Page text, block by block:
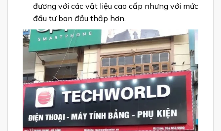
đương với các vật liệu cao cấp nhưng với mức
đầu tư ban đầu thấp hơn.